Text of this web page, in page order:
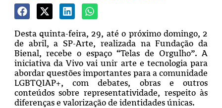
Desta quinta-feira, 29, até o próximo domingo, 2
de abril, a SP-Arte, realizada na Fundação da
Bienal, recebe o espaço “Telas de Orgulho”. A
iniciativa da Vivo vai unir arte e tecnologia para
abordar questões importantes para a comunidade
LGBTQIAP+, com debates, obras e outros
conteúdos sobre representatividade, respeito às
diferenças e valorização de identidades únicas.